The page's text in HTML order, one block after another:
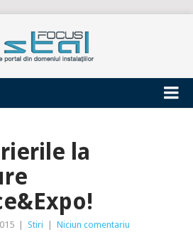
la
Stiri Niciun comentariu